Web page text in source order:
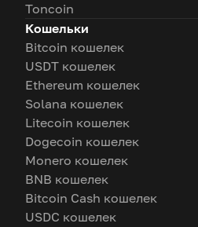
Toncoin
Кошельки
Bitcoin кошелек
USDT кошелек
Ethereum кошелек
Solana кошелек
Litecoin кошелек
Dogecoin кошелек
Monero кошелек
BNB кошелек
Bitcoin Cash кошелек
USDC кошелек